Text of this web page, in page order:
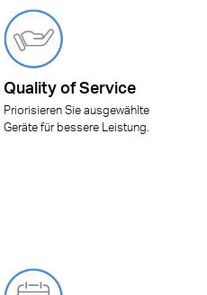
Quality of Service
Priorisieren Sie ausgewählte
Geräte für bessere Leistung.